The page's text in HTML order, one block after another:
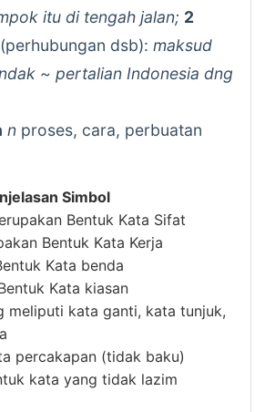
itu di tengah jalan; 2
dsb): maksud
~ pertalian Indonesia dng
n proses, cara, perbuatan
Simbol
Bentuk Kata Sifat
Bentuk Kata Kerja
Kata benda
Kata kiasan
meliputi kata ganti, kata tunjuk,
percakapan (tidak baku)
kata yang tidak lazim